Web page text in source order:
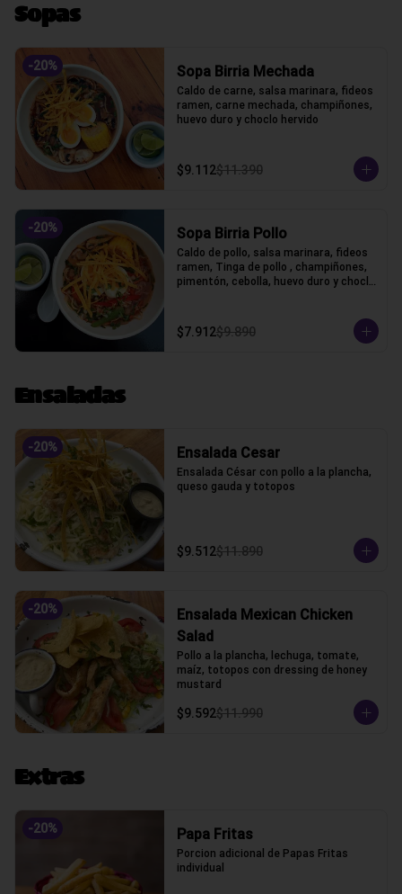
Sopas
-20% Sopa Birria Mechada
Caldo de carne, salsa marinara, fideos
ramen, carne mechada, champiñones,
huevo duro y choclo hervido
$9.112$11.390
-20% Sopa Birria Pollo
Caldo de pollo, salsa marinara, fideos
ramen, Tinga de pollo , champiñones,
pimentón, cebolla, huevo duro y choclo
$7.912$9.890
Ensaladas
-20% Ensalada Cesar
Ensalada César con pollo a la plancha,
queso gauda y totopos
$9.512$11.890
-20%
Ensalada Mexican Chicken
Salad
Pollo a la plancha, lechuga, tomate,
maíz, totopos con dressing de honey
mustard
$9.592$11.990
Extras
-20% Papa Fritas
Porcion adicional de Papas Fritas
individual